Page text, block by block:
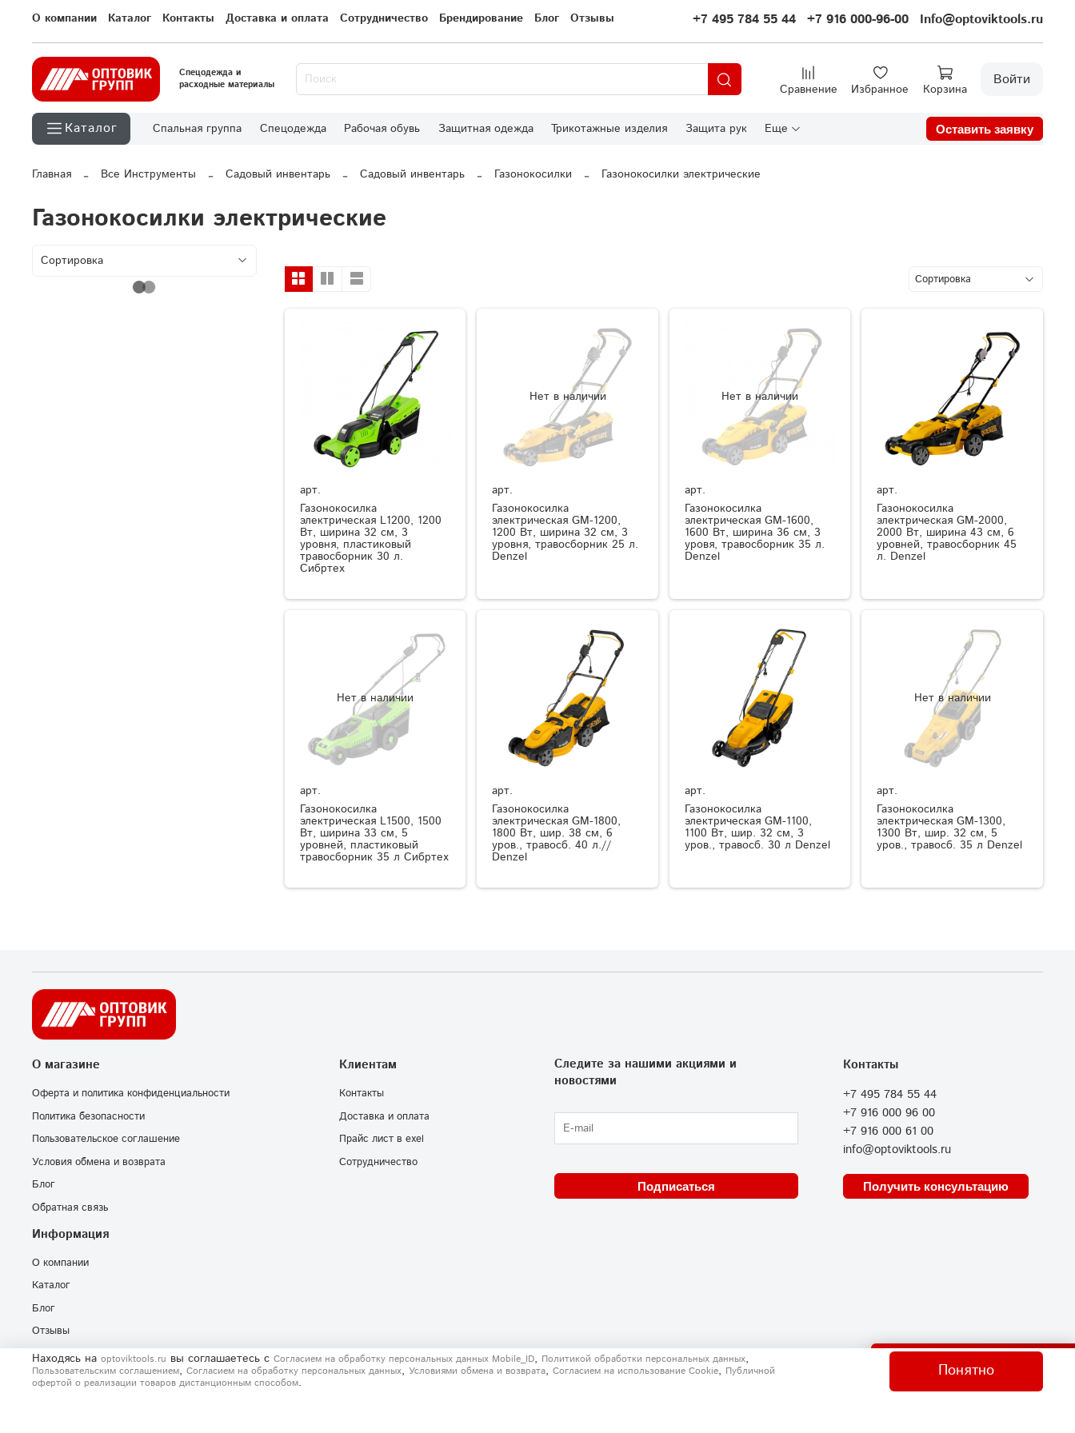
О компании Каталог Контакты Доставка и оплата Сотрудничество Брендирование Блог Отзывы +7 495 784 55 44 +7 916 000-96-00 Info@optoviktools.ru
Спецодежда и
расходные материалы
Сравнение Избранное Корзина
Войти
Каталог Спальная группа Спецодежда Рабочая обувь Защитная одежда Трикотажные изделия Защита рук Еще Оставить заявку
Главная Все Инструменты Садовый инвентарь Садовый инвентарь Газонокосилки Газонокосилки электрические
Газонокосилки электрические
арт.
Газонокосилка
электрическая L1200, 1200
Вт, ширина 32 см, 3
уровня, пластиковый
травосборник 30 л.
Сибртех
Нет в наличии
арт.
Газонокосилка
электрическая GM-1200,
1200 Вт, ширина 32 см, 3
уровня, травосборник 25 л.
Denzel
Нет в наличии
арт.
Газонокосилка
электрическая GM-1600,
1600 Вт, ширина 36 см, 3
уровя, травосборник 35 л.
Denzel
арт.
Газонокосилка
электрическая GM-2000,
2000 Вт, ширина 43 см, 6
уровней, травосборник 45
л. Denzel
Нет в наличии
арт.
Газонокосилка
электрическая L1500, 1500
Вт, ширина 33 см, 5
уровней, пластиковый
травосборник 35 л Сибртех
арт.
Газонокосилка
электрическая GM-1800,
1800 Вт, шир. 38 см, 6
уров., травосб. 40 л.//
Denzel
арт.
Газонокосилка
электрическая GM-1100,
1100 Вт, шир. 32 см, 3
уров., травосб. 30 л Denzel
Нет в наличии
арт.
Газонокосилка
электрическая GM-1300,
1300 Вт, шир. 32 см, 5
уров., травосб. 35 л Denzel
О магазине
Оферта и политика конфиденциальности
Политика безопасности
Пользовательское соглашение
Условия обмена и возврата
Блог
Обратная связь
Клиентам
Контакты
Доставка и оплата
Прайс лист в exel
Сотрудничество
Информация
О компании
Каталог
Блог
Отзывы
Контакты
+7 495 784 55 44
+7 916 000 96 00
+7 916 000 61 00
info@optoviktools.ru
Получить консультацию
Следите за нашими акциями и
новостями
Подписаться
Находясь на optoviktools.ru вы соглашаетесь с Согласием на обработку персональных данных Mobile_ID, Политикой обработки персональных данных,
Пользовательским соглашением, Согласием на обработку персональных данных, Условиями обмена и возврата, Согласием на использование Сookie, Публичной
офертой о реализации товаров дистанционным способом.
Понятно
Отправить нам сообщение